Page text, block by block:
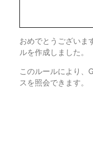
おめでとうございま
ルを作成しました。
このルールにより、
スを照会できます。